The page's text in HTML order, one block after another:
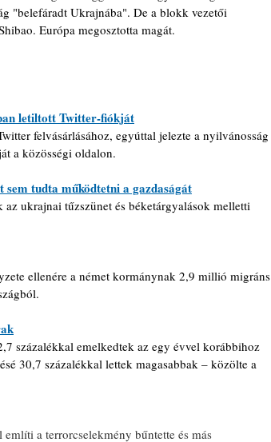
"belefáradt Ukrajnába". De a blokk vezetői
Európa megosztotta magát.
letiltott Twitter-fiókját
felvásárlásához, egyúttal jelezte a nyilvánosság
a közösségi oldalon.
tudta működtetni a gazdaságát
ukrajnai tűzszünet és béketárgyalások melletti
ellenére a német kormánynak 2,9 millió migráns
százalékkal emelkedtek az egy évvel korábbihoz
30,7 százalékkal lettek magasabbak – közölte a
a terrorcselekmény bűntette és más